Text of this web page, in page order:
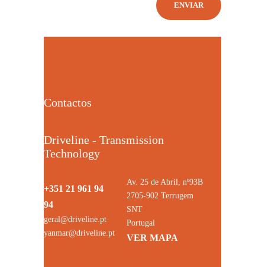
Contactos
Driveline - Transmission
Technology
+351 21 961 94
94
geral@driveline.pt
yanmar@driveline.pt
Av. 25 de Abril, nº93B
2705-902 Terrugem
SNT
Portugal
VER MAPA